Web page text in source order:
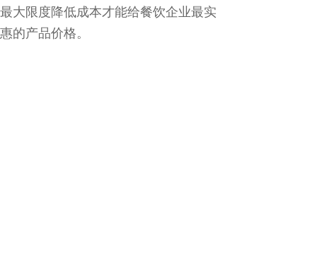
最大限度降低成本才能给餐饮企业最实
惠的产品价格。